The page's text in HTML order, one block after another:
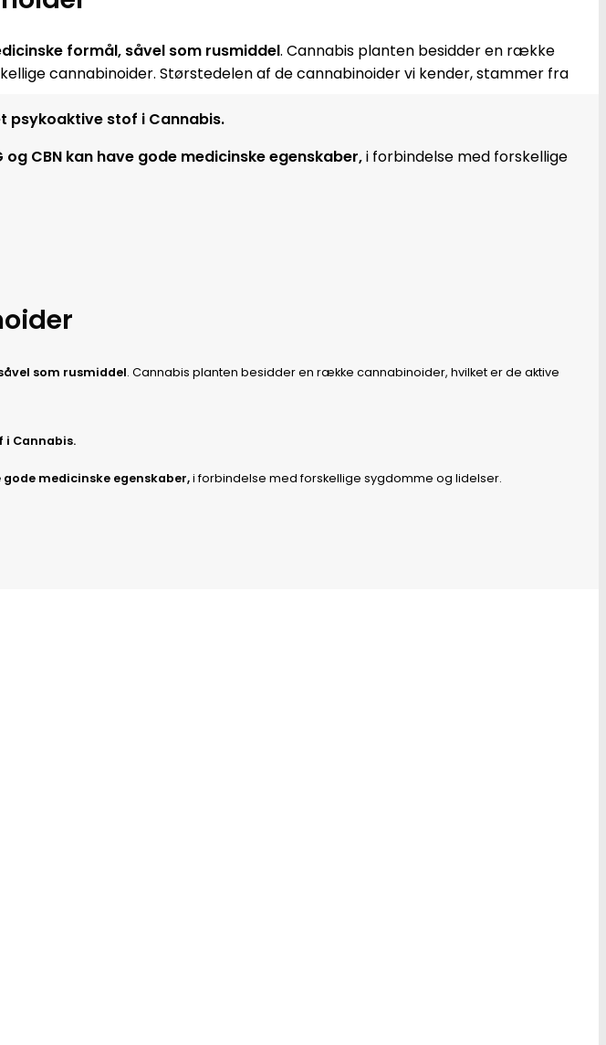
formål, såvel som rusmiddel. Cannabis planten besidder en række
cannabinoider. Størstedelen af de cannabinoider vi kender, stammer fra
psykoaktive stof i Cannabis.
CBN kan have gode medicinske egenskaber,i forbindelse med forskellige
som rusmiddel. Cannabis planten besidder en række cannabinoider, hvilket er de aktive
i Cannabis.
gode medicinske egenskaber,i forbindelse med forskellige sygdomme og lidelser.